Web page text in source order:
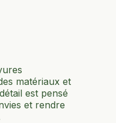
matériaux et
est pensé
et rendre